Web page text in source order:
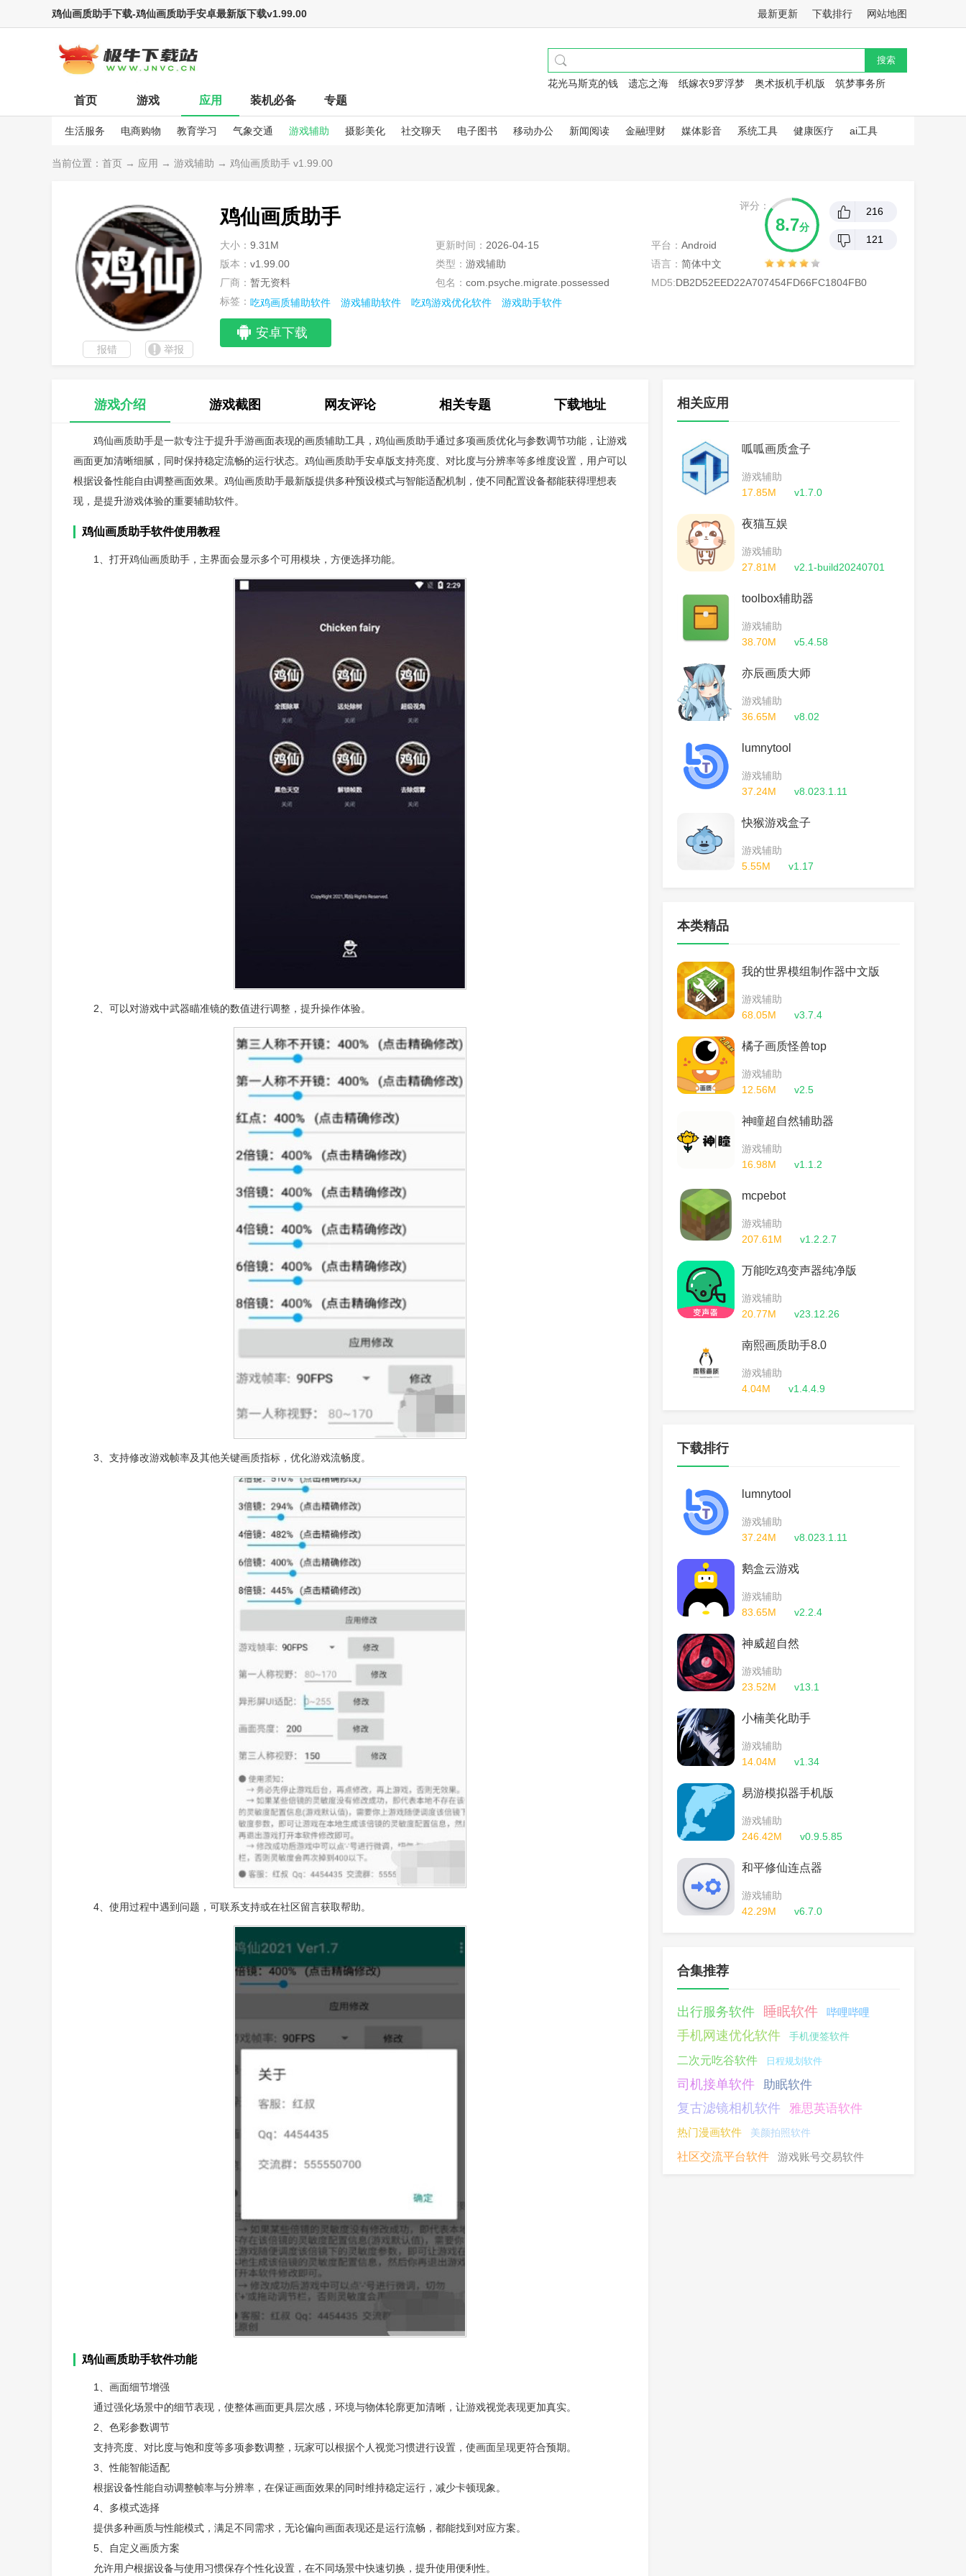
最新更新 下载排行 网站地图
鸡仙画质助手下载-鸡仙画质助手安卓最新版下载v1.99.00
花光马斯克的钱 遗忘之海 纸嫁衣9罗浮梦 奥术扳机手机版 筑梦事务所
首页 游戏 应用 装机必备 专题
生活服务 电商购物 教育学习 气象交通 游戏辅助 摄影美化 社交聊天 电子图书 移动办公 新闻阅读 金融理财 媒体影音 系统工具 健康医疗 ai工具
娱乐资讯
当前位置： 首页 → 应用 → 游戏辅助 → 鸡仙画质助手 v1.99.00
鸡仙画质助手
大小： 9.31M 更新时间： 2026-04-15 平台： Android
版本： v1.99.00 类型： 游戏辅助 语言： 简体中文
厂商： 暂无资料 包名： com.psyche.migrate.possessed MD5:DB2D52EED22A707454FD66FC1804FB0
标签： 吃鸡画质辅助软件 游戏辅助软件 吃鸡游戏优化软件 游戏助手软件
安卓下载
评分：
8.7分
216
121
报错 举报
游戏介绍 游戏截图 网友评论
(0)
相关专题 下载地址
鸡仙画质助手是一款专注于提升手游画面表现的画质辅助工具，鸡仙画质助手通过多项画质优化与参数调节功能，让游戏
画面更加清晰细腻，同时保持稳定流畅的运行状态。鸡仙画质助手安卓版支持亮度、对比度与分辨率等多维度设置，用户可以
根据设备性能自由调整画面效果。鸡仙画质助手最新版提供多种预设模式与智能适配机制，使不同配置设备都能获得理想表
现，是提升游戏体验的重要辅助软件。
鸡仙画质助手软件使用教程
1、打开鸡仙画质助手，主界面会显示多个可用模块，方便选择功能。
2、可以对游戏中武器瞄准镜的数值进行调整，提升操作体验。
3、支持修改游戏帧率及其他关键画质指标，优化游戏流畅度。
4、使用过程中遇到问题，可联系支持或在社区留言获取帮助。
鸡仙画质助手软件功能
1、画面细节增强
通过强化场景中的细节表现，使整体画面更具层次感，环境与物体轮廓更加清晰，让游戏视觉表现更加真实。
2、色彩参数调节
支持亮度、对比度与饱和度等多项参数调整，玩家可以根据个人视觉习惯进行设置，使画面呈现更符合预期。
3、性能智能适配
根据设备性能自动调整帧率与分辨率，在保证画面效果的同时维持稳定运行，减少卡顿现象。
4、多模式选择
提供多种画质与性能模式，满足不同需求，无论偏向画面表现还是运行流畅，都能找到对应方案。
5、自定义画质方案
允许用户根据设备与使用习惯保存个性化设置，在不同场景中快速切换，提升使用便利性。
相关应用
呱呱画质盒子
游戏辅助
17.85M
v1.7.0
夜猫互娱
游戏辅助
27.81M
v2.1-build20240701
toolbox辅助器
游戏辅助
38.70M
v5.4.58
亦辰画质大师
游戏辅助
36.65M
v8.02
lumnytool
游戏辅助
37.24M
v8.023.1.11
快猴游戏盒子
游戏辅助
5.55M
v1.17
本类精品
我的世界模组制作器中文版
游戏辅助
68.05M
v3.7.4
橘子画质怪兽top
游戏辅助
12.56M
v2.5
神瞳超自然辅助器
游戏辅助
16.98M
v1.1.2
mcpebot
游戏辅助
207.61M
v1.2.2.7
万能吃鸡变声器纯净版
游戏辅助
20.77M
v23.12.26
南熙画质助手8.0
游戏辅助
4.04M
v1.4.4.9
下载排行
lumnytool
游戏辅助
37.24M
v8.023.1.11
鹅盒云游戏
游戏辅助
83.65M
v2.2.4
神威超自然
游戏辅助
23.52M
v13.1
小楠美化助手
游戏辅助
14.04M
v1.34
易游模拟器手机版
游戏辅助
246.42M
v0.9.5.85
和平修仙连点器
游戏辅助
42.29M
v6.7.0
合集推荐
出行服务软件 睡眠软件 哔哩哔哩
手机网速优化软件 手机便签软件
二次元吃谷软件 日程规划软件
司机接单软件 助眠软件
复古滤镜相机软件 雅思英语软件
热门漫画软件 美颜拍照软件
社区交流平台软件 游戏账号交易软件